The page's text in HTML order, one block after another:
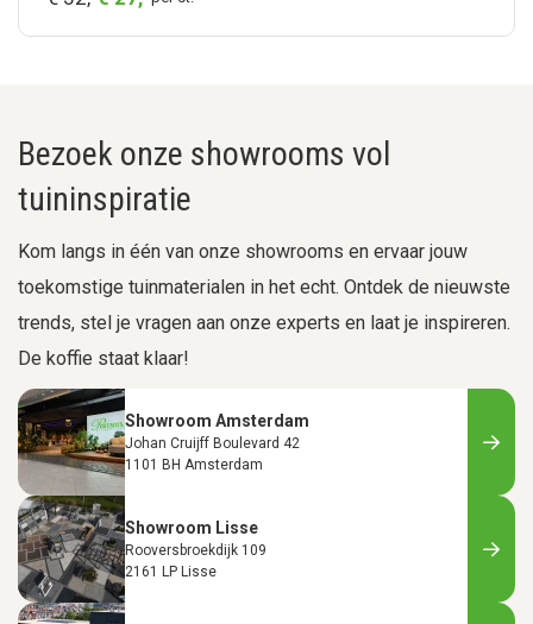
Bezoek onze showrooms vol
tuininspiratie
Kom langs in één van onze showrooms en ervaar jouw
toekomstige tuinmaterialen in het echt. Ontdek de nieuwste
trends, stel je vragen aan onze experts en laat je inspireren.
De koffie staat klaar!
Showroom Amsterdam
Johan Cruijff Boulevard 42
1101 BH Amsterdam
Showroom Lisse
Rooversbroekdijk 109
2161 LP Lisse